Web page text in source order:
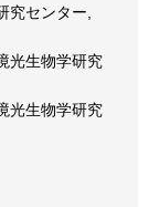
究センター,
光生物学研究
光生物学研究